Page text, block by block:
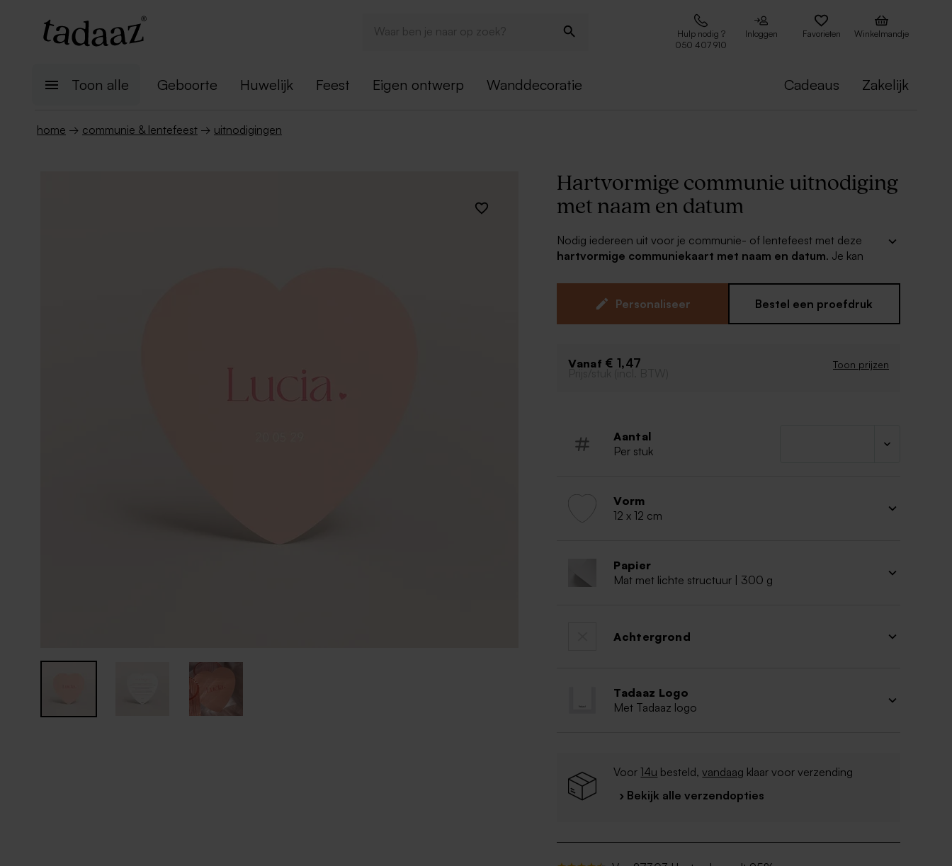
Hulp nodig ?
050 407 910
Inloggen Favorieten Winkelmandje
Toon alle Geboorte Huwelijk Feest Eigen ontwerp Wanddecoratie Cadeaus Zakelijk
home → communie & lentefeest → uitnodigingen
Hartvormige communie uitnodiging
met naam en datum
Nodig iedereen uit voor je communie- of lentefeest met deze
hartvormige communiekaart met naam en datum. Je kan
van het feestvarken en datum van het feest. Combineer met
bijpassende bedankkaartjes en bedankjes voor een mooi geheel.
Originele vorm
Personaliseer Bestel een proefdruk
Vanaf € 1,47 Toon prijzen
Prijs/stuk (incl. BTW)
Aantal
Per stuk
Vorm
12 x 12 cm
Papier
Mat met lichte structuur | 300 g
Achtergrond
Tadaaz Logo
Met Tadaaz logo
Voor14u besteld,vandaag klaar voor verzending
› Bekijk alle verzendopties